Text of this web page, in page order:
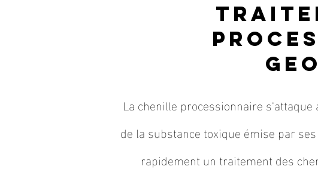
La chenille processionnaire
de la substance toxique émise par
rapidement un traitement des